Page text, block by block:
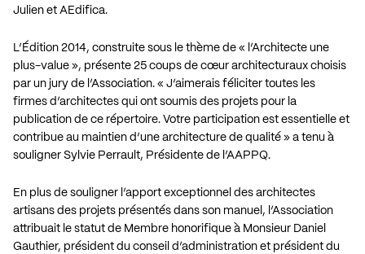
Julien et AEdifica.
L’Édition 2014, construite sous le thème de « l’Architecte une
plus-value », présente 25 coups de cœur architecturaux choisis
par un jury de l’Association. « J’aimerais féliciter toutes les
firmes d’architectes qui ont soumis des projets pour la
publication de ce répertoire. Votre participation est essentielle et
contribue au maintien d’une architecture de qualité » a tenu à
souligner Sylvie Perrault, Présidente de l’AAPPQ.
En plus de souligner l’apport exceptionnel des architectes
artisans des projets présentés dans son manuel, l’Association
attribuait le statut de Membre honorifique à Monsieur Daniel
Gauthier, président du conseil d’administration et président du